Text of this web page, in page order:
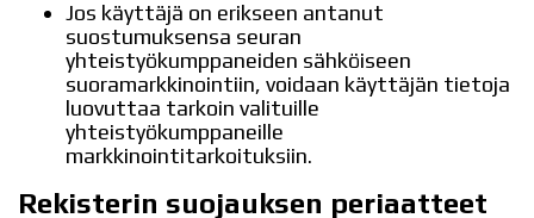
Jos käyttäjä on erikseen antanut
suostumuksensa seuran
yhteistyökumppaneiden sähköiseen
suoramarkkinointiin, voidaan käyttäjän tietoja
luovuttaa tarkoin valituille
yhteistyökumppaneille
markkinointitarkoituksiin.
Rekisterin suojauksen periaatteet